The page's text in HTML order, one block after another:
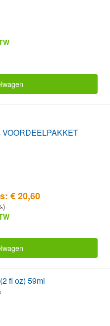
€ 20,60
fl oz) 59ml